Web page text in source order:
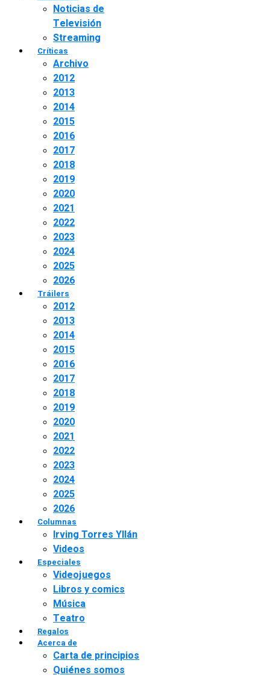
Noticias de
Televisión
Streaming
Críticas
Archivo
2012
2013
2014
2015
2016
2017
2018
2019
2020
2021
2022
2023
2024
2025
2026
Tráilers
2012
2013
2014
2015
2016
2017
2018
2019
2020
2021
2022
2023
2024
2025
2026
Columnas
Irving Torres Yllán
Videos
Especiales
Videojuegos
Libros y comics
Música
Teatro
Regalos
Acerca de
Carta de principios
Quiénes somos